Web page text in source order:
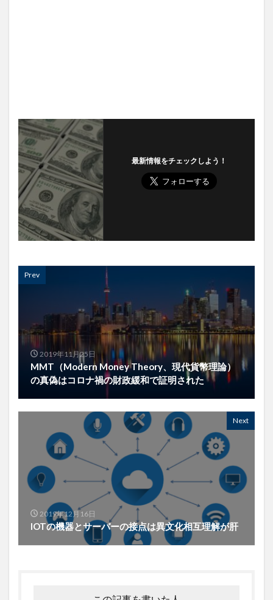
最新情報をチェックしよう！
Prev
2019年11月25日
MMT（Modern Money Theory、現代貨幣理論）
の真偽はコロナ禍の財政緩和で証明された
Next
2019年12月16日
IOTの機器とサーバーの接点は異文化相互理解が肝